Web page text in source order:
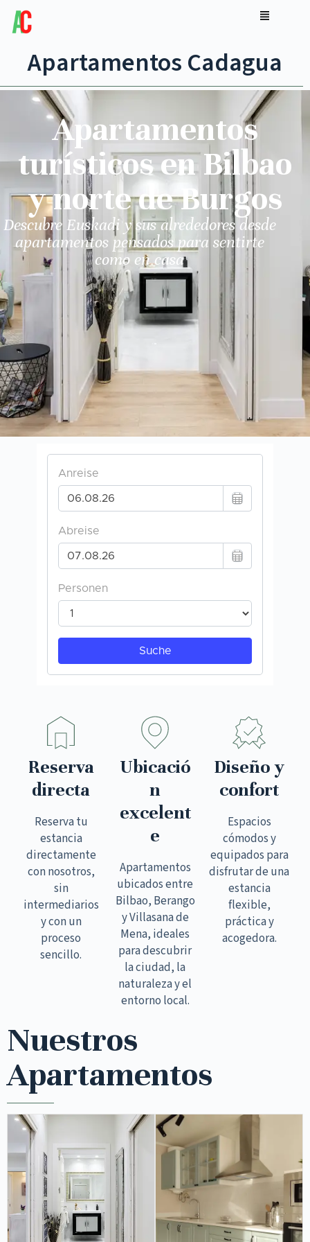
Apartamentos Cadagua
Apartamentos
turísticos en Bilbao
y norte de Burgos
Descubre Euskadi y sus alrededores desde
apartamentos pensados para sentirte
como en casa
Reserva
directa
Reserva tu
estancia
directamente
con nosotros,
sin
intermediarios
y con un
proceso
sencillo.
Ubicació
n
excelent
e
Apartamentos
ubicados entre
Bilbao, Berango
y Villasana de
Mena, ideales
para descubrir
la ciudad, la
naturaleza y el
entorno local.
Diseño y
confort
Espacios
cómodos y
equipados para
disfrutar de una
estancia
flexible,
práctica y
acogedora.
Nuestros
Apartamentos